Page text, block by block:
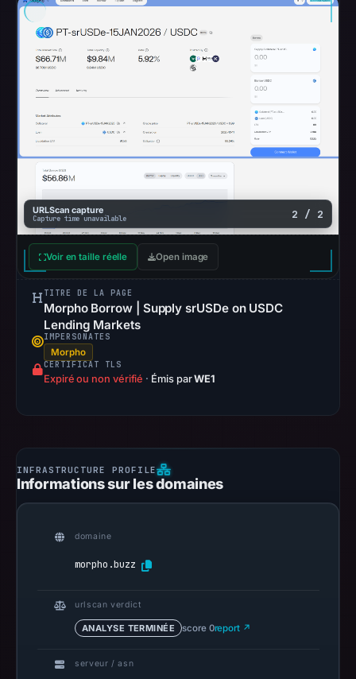
URLScan capture
Capture time unavailable 2 / 2
Voir en taille réelle Open image
TITRE DE LA PAGE
Morpho Borrow | Supply srUSDe on USDC
Lending Markets
IMPERSONATES
Morpho
CERTIFICAT TLS
Expiré ou non vérifié · Émis parWE1
Informations sur les domaines
domaine
morpho.buzz
urlscan verdict
ANALYSE TERMINÉE score 0report ↗
serveur / asn